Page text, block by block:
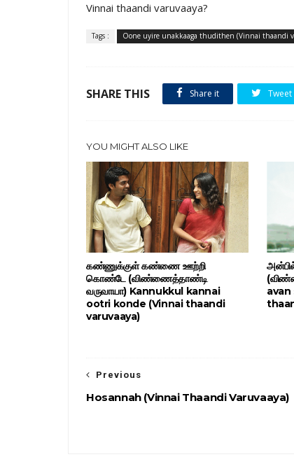
Vinnai thaandi varuvaaya?
Tags : Oone uyire unakkaaga thudithen (Vinnai thaandi
SHARE THIS Share it Tweet
YOU MIGHT ALSO LIKE
கண்ணுக்குள் கண்ணை ஊற்றி
கொண்டே (விண்ணைத்தாண்டி
வருவாயா) Kannukkul kannai
ootri konde (Vinnai thaandi
varuvaaya)
Previous
Hosannah (Vinnai Thaandi Varuvaaya)